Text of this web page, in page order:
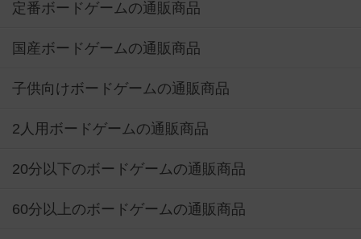
定番ボードゲームの通販商品
国産ボードゲームの通販商品
子供向けボードゲームの通販商品
2人用ボードゲームの通販商品
20分以下のボードゲームの通販商品
60分以上のボードゲームの通販商品